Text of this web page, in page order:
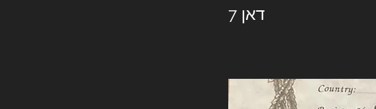
דאן 7